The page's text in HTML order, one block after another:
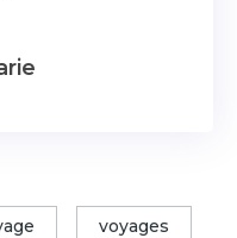
voyages